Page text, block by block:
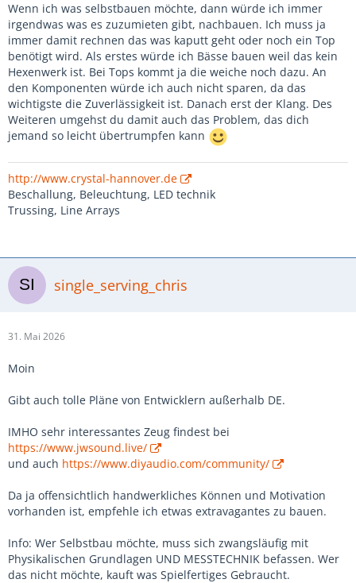
Wenn ich was selbstbauen möchte, dann würde ich immer
irgendwas was es zuzumieten gibt, nachbauen. Ich muss ja
immer damit rechnen das was kaputt geht oder noch ein Top
benötigt wird. Als erstes würde ich Bässe bauen weil das kein
Hexenwerk ist. Bei Tops kommt ja die weiche noch dazu. An
den Komponenten würde ich auch nicht sparen, da das
wichtigste die Zuverlässigkeit ist. Danach erst der Klang. Des
Weiteren umgehst du damit auch das Problem, das dich
jemand so leicht übertrumpfen kann
http://www.crystal-hannover.de
Beschallung, Beleuchtung, LED technik
Trussing, Line Arrays
single_serving_chris
31. Mai 2026
Moin
Gibt auch tolle Pläne von Entwicklern außerhalb DE.
IMHO sehr interessantes Zeug findest bei
https://www.jwsound.live/
und auch https://www.diyaudio.com/community/
Da ja offensichtlich handwerkliches Können und Motivation
vorhanden ist, empfehle ich etwas extravagantes zu bauen.
Info: Wer Selbstbau möchte, muss sich zwangsläufig mit
Physikalischen Grundlagen UND MESSTECHNIK befassen. Wer
das nicht möchte, kauft was Spielfertiges Gebraucht.